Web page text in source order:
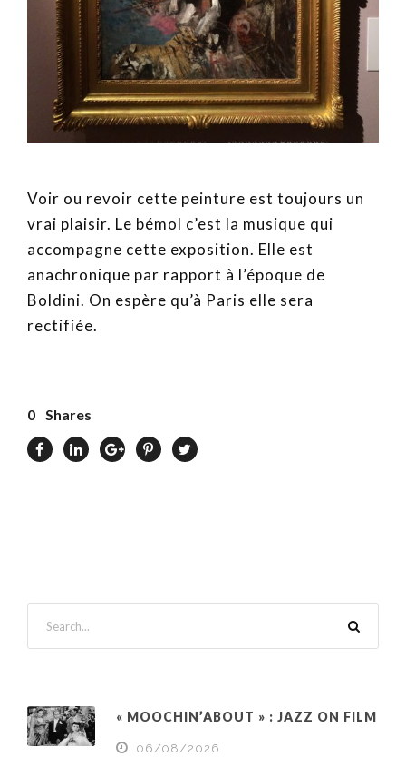
Voir ou revoir cette peinture est toujours un
vrai plaisir. Le bémol c’est la musique qui
accompagne cette exposition. Elle est
anachronique par rapport à l’époque de
Boldini. On espère qu’à Paris elle sera
rectifiée.
0 Shares
« MOOCHIN’ABOUT » : JAZZ ON FILM
06/08/2026